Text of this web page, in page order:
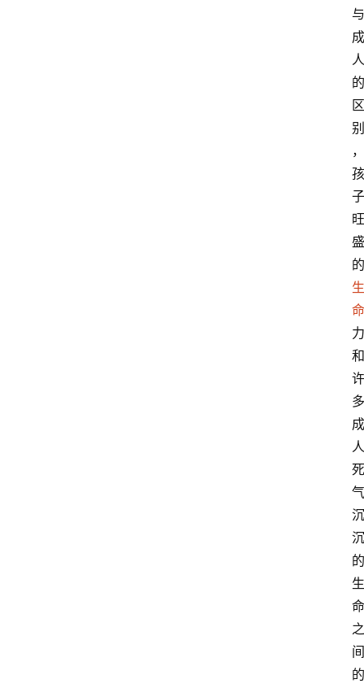
与
成
人
的
区
别
，
孩
子
旺
盛
的
生
命
力
和
许
多
成
人
死
气
沉
沉
的
生
命
之
间
的